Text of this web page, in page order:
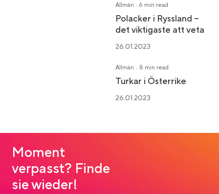
Allmän · 6 min read
Polacker i Ryssland –
det viktigaste att veta
26.01.2023
Allmän · 8 min read
Turkar i Österrike
26.01.2023
Moment
verpasst? Finde
sie wieder!